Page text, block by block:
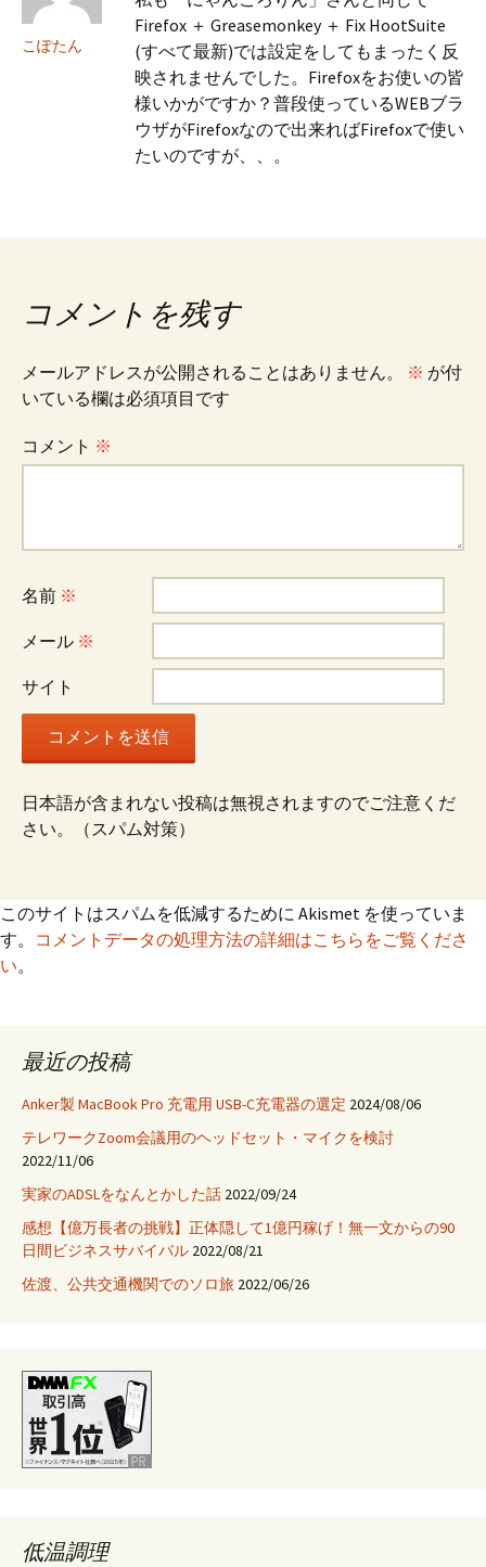
こぽたん
Firefox ＋ Greasemonkey ＋ Fix HootSuite
(すべて最新)では設定をしてもまったく反
映されませんでした。Firefoxをお使いの皆
様いかがですか？普段使っているWEBブラ
ウザがFirefoxなので出来ればFirefoxで使い
たいのですが、、。
コメントを残す
メールアドレスが公開されることはありません。 ※ が付
いている欄は必須項目です
コメント ※
名前 ※
メール ※
サイト
日本語が含まれない投稿は無視されますのでご注意くだ
さい。（スパム対策）
このサイトはスパムを低減するために Akismet を使っていま
す。 コメントデータの処理方法の詳細はこちらをご覧くださ
い。
最近の投稿
Anker製 MacBook Pro 充電用 USB-C充電器の選定 2024/08/06
テレワークZoom会議用のヘッドセット・マイクを検討
2022/11/06
実家のADSLをなんとかした話 2022/09/24
感想【億万長者の挑戦】正体隠して1億円稼げ！無一文からの90
日間ビジネスサバイバル 2022/08/21
佐渡、公共交通機関でのソロ旅 2022/06/26
低温調理